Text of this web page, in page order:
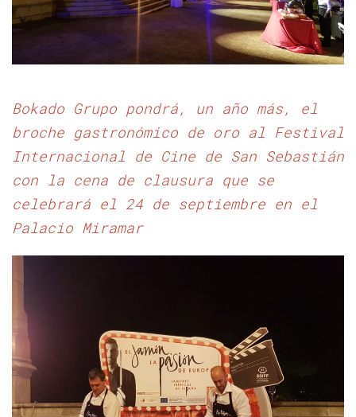
Bokado Grupo pondrá, un año más, el
broche gastronómico de oro al Festival
Internacional de Cine de San Sebastián
con la cena de clausura que se
celebrará el 24 de septiembre en el
Palacio Miramar